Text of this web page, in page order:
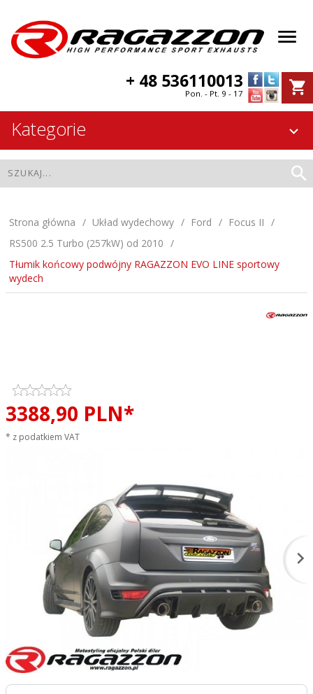
+ 48 536110013
Pon. - Pt. 9 - 17
Kategorie
Strona główna Układ wydechowy Ford
Focus II
RS500 2.5 Turbo (257kW) od 2010
Tłumik końcowy podwójny RAGAZZON EVO LINE sportowy
wydech
3388,90 PLN*
* z podatkiem VAT